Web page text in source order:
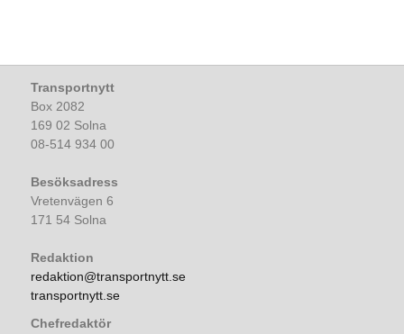
Transportnytt
Box 2082
169 02 Solna
08-514 934 00
Besöksadress
Vretenvägen 6
171 54 Solna
Redaktion
redaktion@transportnytt.se
transportnytt.se
Chefredaktör